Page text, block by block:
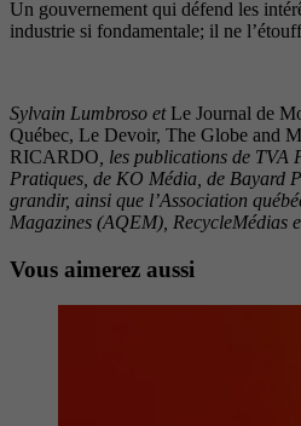
Un gouvernement qui défend les
industrie si fondamentale; il ne
Sylvain Lumbroso etLe Journal de
Québec, Le Devoir, The Globe and
RICARDO , les publications de
Pratiques, de KO Média, de Bayard
grandir, ainsi que l’Association
Magazines (AQEM), RecycleMédias
Vous aimerez aussi